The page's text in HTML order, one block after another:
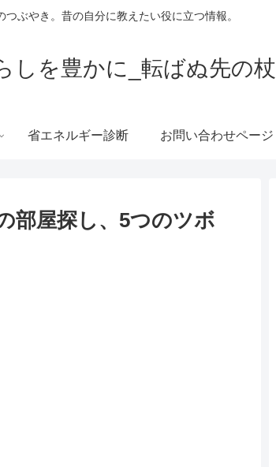
つぶやき。昔の自分に教えたい役に立つ情報。
しを豊かに_転ばぬ先の杖
省エネルギー診断 お問い合わせページ
部屋探し、5つのツボ